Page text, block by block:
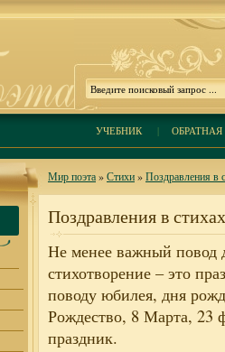
УЧЕБНИК| ОБРАТНАЯ
Мир поэта»Стихи»Поздравления в
Поздравления в стихах
Не менее важный повод
стихотворение – это
поводу юбилея, дня
Рождество, 8 Марта, 23
праздник.